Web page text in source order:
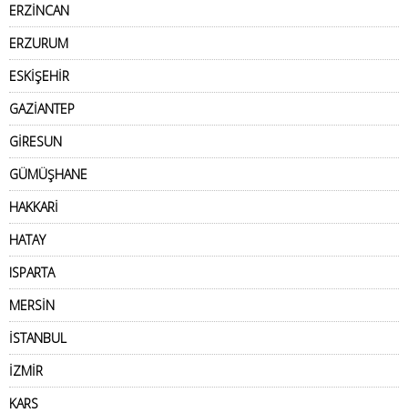
ERZİNCAN
ERZURUM
ESKİŞEHİR
GAZİANTEP
GİRESUN
GÜMÜŞHANE
HAKKARİ
HATAY
ISPARTA
MERSİN
İSTANBUL
İZMİR
KARS